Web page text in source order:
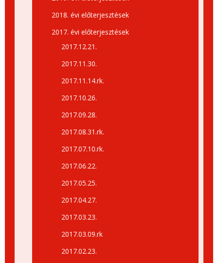
2018. évi előterjesztések
2017. évi előterjesztések
2017.12.21.
2017.11.30.
2017.11.14.rk.
2017.10.26.
2017.09.28.
2017.08.31.rk.
2017.07.10.rk.
2017.06.22.
2017.05.25.
2017.04.27.
2017.03.23.
2017.03.09.rk
2017.02.23.